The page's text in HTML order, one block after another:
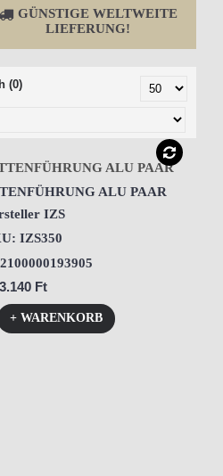
GÜNSTIGE WELTWEITE
LIEFERUNG!
(0)
ALU PAAR
IZS
IZS350
3.140 Ft
+ WARENKORB